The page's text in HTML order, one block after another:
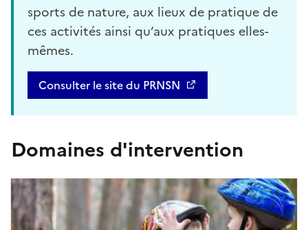
sports de nature, aux lieux de pratique de
ces activités ainsi qu’aux pratiques elles-
mêmes.
Consulter le site du PRNSN
Domaines d'intervention